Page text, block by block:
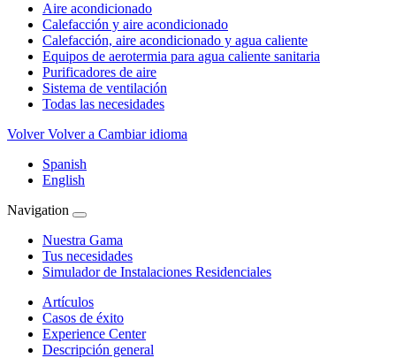
Aire acondicionado
Calefacción y aire acondicionado
Calefacción, aire acondicionado y agua caliente
Equipos de aerotermia para agua caliente sanitaria
Purificadores de aire
Sistema de ventilación
Todas las necesidades
Volver Volver a Cambiar idioma
Spanish
English
Navigation
Nuestra Gama
Tus necesidades
Simulador de Instalaciones Residenciales
Artículos
Casos de éxito
Experience Center
Descripción general